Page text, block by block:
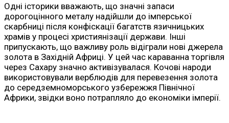
Одні історики вважають, що значні запаси
дорогоцінного металу надійшли до імперської
скарбниці після конфіскації багатств язичницьких
храмів у процесі християнізації держави. Інші
припускають, що важливу роль відіграли нові джерела
золота в Західній Африці. У цей час караванна торгівля
через Сахару значно активізувалася. Кочові народи
використовували верблюдів для перевезення золота
до середземноморського узбережжя Північної
Африки, звідки воно потрапляло до економіки імперії.